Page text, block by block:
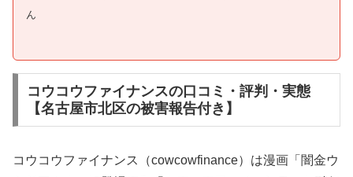
ん
コウコウファイナンスの口コミ・評判・実態
【名古屋市北区の被害報告付き】
コウコウファイナンス（cowcowfinance）は漫画「闇金ウ